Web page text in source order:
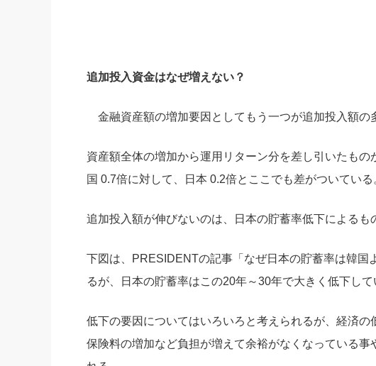
追加投入資金はなぜ増えない？
金融資産額の増加要因としてもう一つが追加投入額の
資産額全体の増加から運用リターン分を差し引いたも
国 0.7倍に対して、日本 0.2倍とここでも差がついている
追加投入額が伸びないのは、日本の貯蓄率低下によるも
下図は、PRESIDENTの記事「なぜ日本の貯蓄率は韓国
るが、日本の貯蓄率はこの20年～30年で大きく低下して
低下の要因についてはいろいろと考えられるが、経済
保険料の増加など負担が増えて余裕がなくなっている